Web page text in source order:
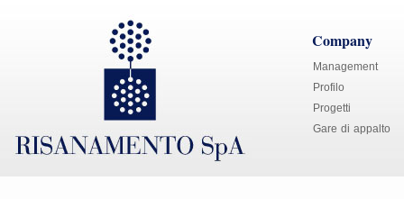
Company
Management
Profilo
Progetti
Gare di appalto